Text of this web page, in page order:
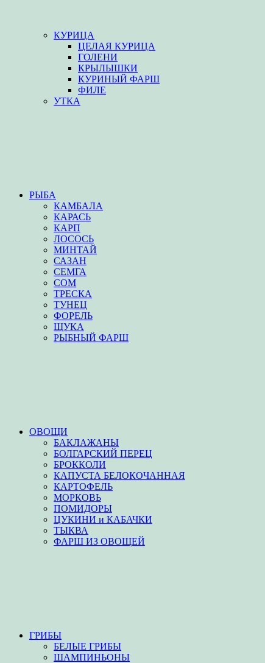
КУРИЦА
ЦЕЛАЯ КУРИЦА
ГОЛЕНИ
КРЫЛЫШКИ
КУРИНЫЙ ФАРШ
ФИЛЕ
УТКА
РЫБА
КАМБАЛА
КАРАСЬ
КАРП
ЛОСОСЬ
МИНТАЙ
САЗАН
СЕМГА
СОМ
ТРЕСКА
ТУНЕЦ
ФОРЕЛЬ
ЩУКА
РЫБНЫЙ ФАРШ
ОВОЩИ
БАКЛАЖАНЫ
БОЛГАРСКИЙ ПЕРЕЦ
БРОККОЛИ
КАПУСТА БЕЛОКОЧАННАЯ
КАРТОФЕЛЬ
МОРКОВЬ
ПОМИДОРЫ
ЦУКИНИ и КАБАЧКИ
ТЫКВА
ФАРШ ИЗ ОВОЩЕЙ
ГРИБЫ
БЕЛЫЕ ГРИБЫ
ШАМПИНЬОНЫ